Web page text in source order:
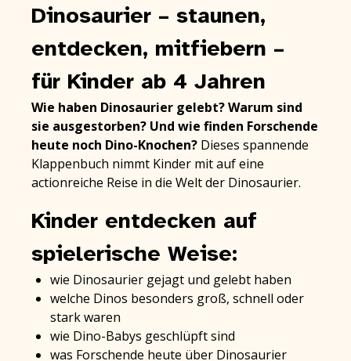
Dinosaurier – staunen,
entdecken, mitfiebern –
für Kinder ab 4 Jahren
Wie haben Dinosaurier gelebt?Warum sind
sie ausgestorben? Und wie finden Forschende
heute noch Dino-Knochen? Dieses spannende
Klappenbuch nimmt Kinder mit auf eine
actionreiche Reise in die Welt der Dinosaurier.
Kinder entdecken auf
spielerische Weise:
wie Dinosaurier gejagt und gelebt haben
welche Dinos besonders groß, schnell oder
stark waren
wie Dino-Babys geschlüpft sind
was Forschende heute über Dinosaurier